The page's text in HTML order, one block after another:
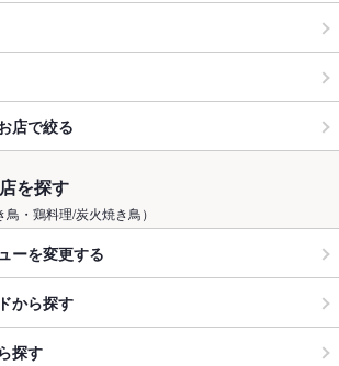
店で絞る
を探す
鳥・鶏料理/炭火焼き鳥）
ーを変更する
から探す
探す